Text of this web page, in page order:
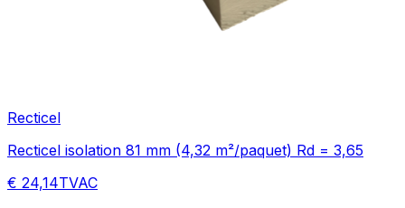
Recticel
Recticel isolation 81 mm (4,32 m²/paquet) Rd = 3,65
€ 24,14TVAC